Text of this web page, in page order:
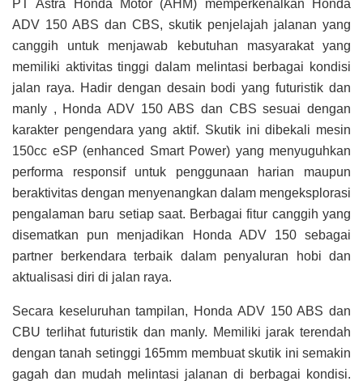
PT Astra Honda Motor (AHM) memperkenalkan Honda
ADV 150 ABS dan CBS, skutik penjelajah jalanan yang
canggih untuk menjawab kebutuhan masyarakat yang
memiliki aktivitas tinggi dalam melintasi berbagai kondisi
jalan raya. Hadir dengan desain bodi yang futuristik dan
manly , Honda ADV 150 ABS dan CBS sesuai dengan
karakter pengendara yang aktif. Skutik ini dibekali mesin
150cc eSP (enhanced Smart Power) yang menyuguhkan
performa responsif untuk penggunaan harian maupun
beraktivitas dengan menyenangkan dalam mengeksplorasi
pengalaman baru setiap saat. Berbagai fitur canggih yang
disematkan pun menjadikan Honda ADV 150 sebagai
partner berkendara terbaik dalam penyaluran hobi dan
aktualisasi diri di jalan raya.
Secara keseluruhan tampilan, Honda ADV 150 ABS dan
CBU terlihat futuristik dan manly. Memiliki jarak terendah
dengan tanah setinggi 165mm membuat skutik ini semakin
gagah dan mudah melintasi jalanan di berbagai kondisi.